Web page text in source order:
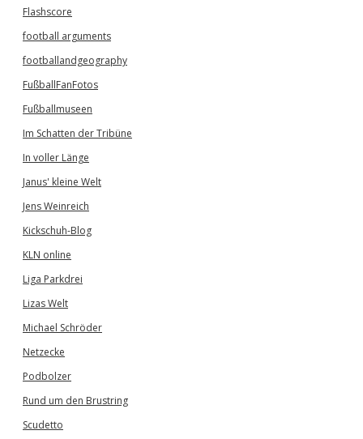
Flashscore
football arguments
footballandgeography
FußballFanFotos
Fußballmuseen
Im Schatten der Tribüne
In voller Länge
Janus' kleine Welt
Jens Weinreich
Kickschuh-Blog
KLN online
Liga Parkdrei
Lizas Welt
Michael Schröder
Netzecke
Podbolzer
Rund um den Brustring
Scudetto